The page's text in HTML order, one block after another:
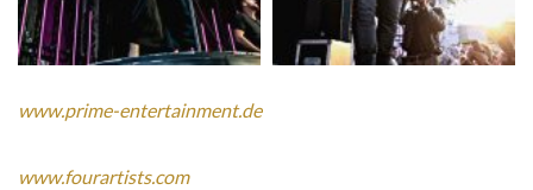
www.prime-entertainment.de
www.fourartists.com